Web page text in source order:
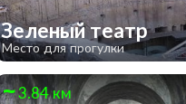
​Зеленый театр
Место для прогулки
3.84 км